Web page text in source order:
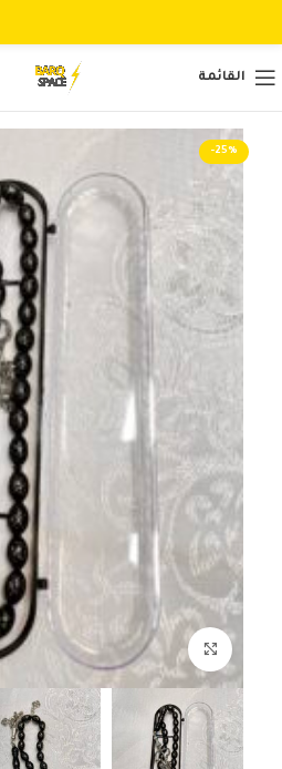
القائمة
-25%
Click to enlarge